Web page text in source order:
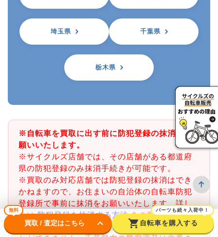
埼玉県 千葉県
栃木県
※自転車を買取に出す前に防犯登録の抹消をお
願いいたします。
※サイクルズ店舗では、その店舗がある都道府
県の防犯登録のみ抹消手続きが可能です。
※買取のみ対応店舗では防犯登録の抹消はでき
かねますので、お住まいの自治体の自転車防犯
登録所で事前に抹消をお願いいたします。詳し
くは防犯登録を抹消する方法をご覧ください。
※千葉県の防犯登録抹消手続きは店舗で行うこ
無料
買取 / 査定はこちら keyboard_arrow_down shopping_cart
パーツも続々入荷中！
自転車を購入する